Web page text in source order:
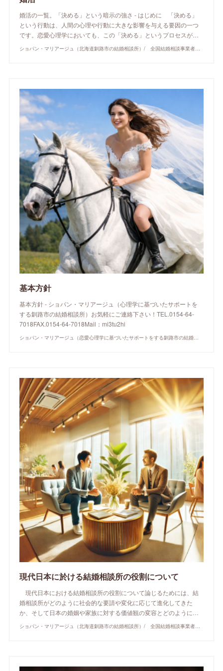
婚活の一覧。「決める」という暗示の強さ - はじめに 「決める」
という行動は、人間の心理や行動に大きな影響を与える要因の一つ
です。恋愛心理学においても、この「決める」というプロセスが…
ショパン・マリアージュ（北海道釧路市の結婚相談所）/ 全国結婚相談事業者連盟正規加盟店 / cherry-piano.com
基本方針
基本方針 - ショパン・マリアージュ（心理学に基づいたサポートを
する釧路市の結婚相談所）お気軽にご連絡下さい！TEL.0154-64-
7018FAX.0154-64-7018Mail：mi3tu2hi
現代日本に於ける結婚相談所の役割について
現代日本における結婚相談所の役割について論じるためには、結
婚相談所がどのように社会的な要請や変化に応じて進化してきた
か、そして日本の婚姻や家族に対する価値観の変容とどのように…
ショパン・マリアージュ（北海道釧路市の結婚相談所）/ 全国結婚相談事業者連盟正規加盟店 / cherry-piano.com